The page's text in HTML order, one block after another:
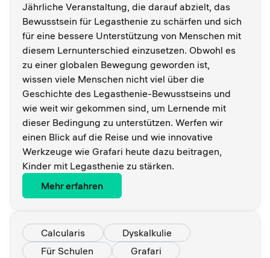
Jährliche Veranstaltung, die darauf abzielt, das
Bewusstsein für Legasthenie zu schärfen und sich
für eine bessere Unterstützung von Menschen mit
diesem Lernunterschied einzusetzen. Obwohl es
zu einer globalen Bewegung geworden ist,
wissen viele Menschen nicht viel über die
Geschichte des Legasthenie-Bewusstseins und
wie weit wir gekommen sind, um Lernende mit
dieser Bedingung zu unterstützen. Werfen wir
einen Blick auf die Reise und wie innovative
Werkzeuge wie Grafari heute dazu beitragen,
Kinder mit Legasthenie zu stärken.
Mehr erfahren
Calcularis
Dyskalkulie
Für Schulen
Grafari